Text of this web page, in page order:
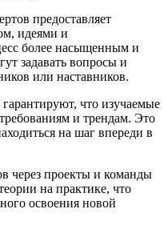
предоставляет
идеями и
более насыщенным и
задавать вопросы и
или наставников.
что изучаемые
и трендам. Это
на шаг впереди в
через проекты и команды
на практике, что
освоения новой